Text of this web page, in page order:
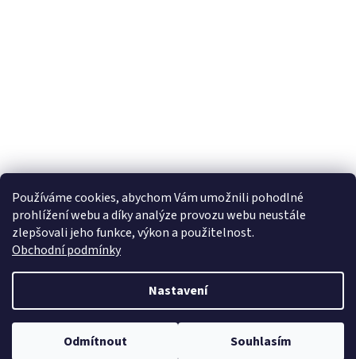
Používáme cookies, abychom Vám umožnili pohodlné
prohlížení webu a díky analýze provozu webu neustále
zlepšovali jeho funkce, výkon a použitelnost.
Obchodní podmínky
Nastavení
Odmítnout Souhlasím